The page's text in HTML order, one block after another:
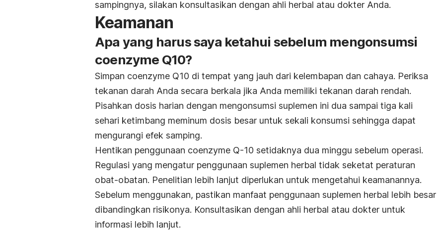
sampingnya, silakan konsultasikan dengan ahli herbal atau dokter Anda.
Keamanan
Apa yang harus saya ketahui sebelum mengonsumsi
coenzyme Q10?
Simpan coenzyme Q10 di tempat yang jauh dari kelembapan dan cahaya. Periksa
tekanan darah Anda secara berkala jika Anda memiliki tekanan darah rendah.
Pisahkan dosis harian dengan mengonsumsi suplemen ini dua sampai tiga kali
sehari ketimbang meminum dosis besar untuk sekali konsumsi sehingga dapat
mengurangi efek samping.
Hentikan penggunaan coenzyme Q-10 setidaknya dua minggu sebelum operasi.
Regulasi yang mengatur penggunaan suplemen herbal tidak seketat peraturan
obat-obatan. Penelitian lebih lanjut diperlukan untuk mengetahui keamanannya.
Sebelum menggunakan, pastikan manfaat penggunaan suplemen herbal lebih besar
dibandingkan risikonya. Konsultasikan dengan ahli herbal atau dokter untuk
informasi lebih lanjut.